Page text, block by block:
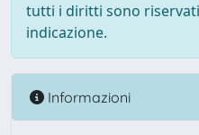
tutti i diritti sono
indicazione.
Informazioni